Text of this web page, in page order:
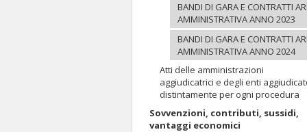
BANDI DI GARA E CONTRATTI
AMMINISTRATIVA ANNO 2023
BANDI DI GARA E CONTRATTI
AMMINISTRATIVA ANNO 2024
Atti delle amministrazioni
aggiudicatrici e degli enti
distintamente per ogni procedura
Sovvenzioni, contributi, sussidi,
vantaggi economici